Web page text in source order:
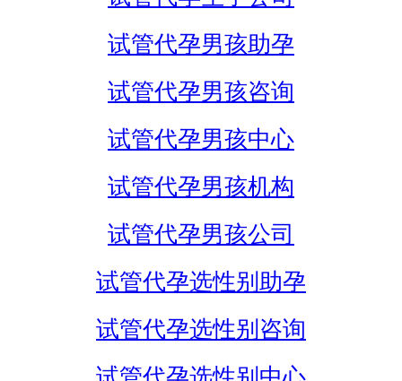
试管代孕男孩助孕
试管代孕男孩咨询
试管代孕男孩中心
试管代孕男孩机构
试管代孕男孩公司
试管代孕选性别助孕
试管代孕选性别咨询